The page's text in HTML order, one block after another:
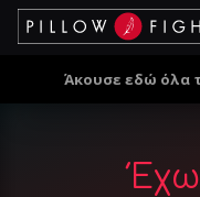
Άκουσε εδώ όλα